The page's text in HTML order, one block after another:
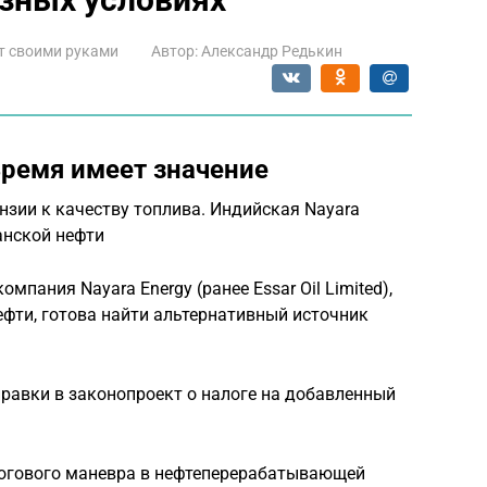
своими руками Автор: Александр Редькин
имеет значение
к качеству топлива. Индийская Nayara
нефти
Nayara Energy (ранее Essar Oil Limited),
готова найти альтернативный источник
в законопроект о налоге на добавленный
маневра в нефтеперерабатывающей